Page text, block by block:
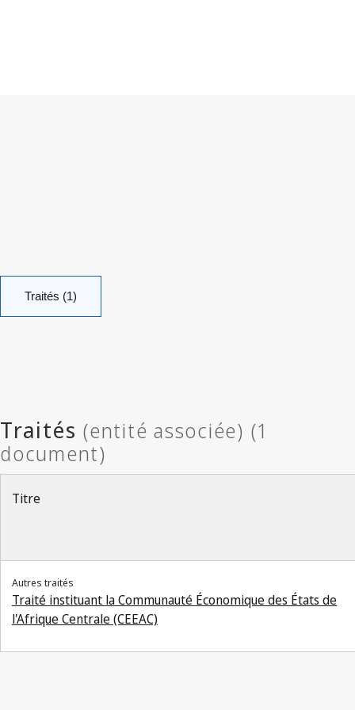
Traités (1)
Titre
Autres traités
Traité instituant la Communauté Économique des États de
l'Afrique Centrale (CEEAC)